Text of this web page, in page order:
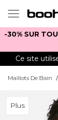
-30% SUR
Ce site
Maillots De Bain /
Plus